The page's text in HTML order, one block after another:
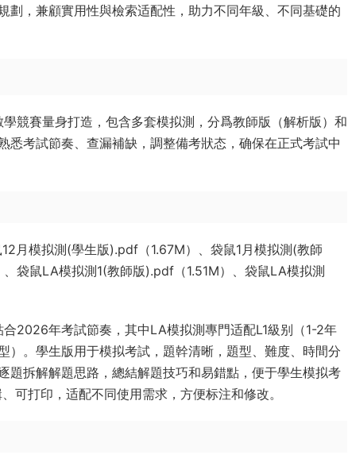
，兼顧實用性與檢索适配性，助力不同年級、不同基礎的
競賽量身打造，包含多套模拟測，分爲教師版（解析版）和
考試節奏、查漏補缺，調整備考狀态，确保在正式考試中
月模拟測(學生版).pdf（1.67M）、袋鼠1月模拟測(教師
袋鼠LA模拟測1(教師版).pdf（1.51M）、袋鼠LA模拟測
2026年考試節奏，其中LA模拟測專門适配L1級别（1-2年
。學生版用于模拟考試，題幹清晰，題型、難度、時間分
拆解解題思路，總結解題技巧和易錯點，便于學生模拟考
可打印，适配不同使用需求，方便标注和修改。